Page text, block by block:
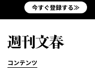
今すぐ登録する≫
コンテンツ